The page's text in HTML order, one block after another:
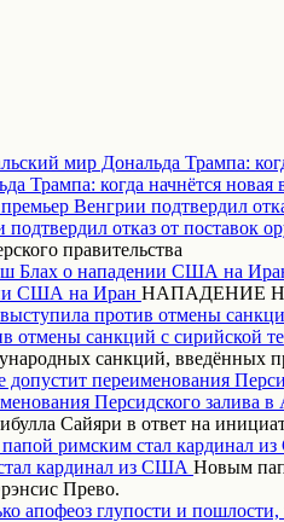
мир Дональда Трампа:
Венгрии подтвердил
правительства
Блах о нападении США на
НАПАДЕНИЕ
против отмены
санкций, введённых
допустит переименования
Сайяри в ответ на
римским стал кардинал
Новым
Прево.
апофеоз глупости и